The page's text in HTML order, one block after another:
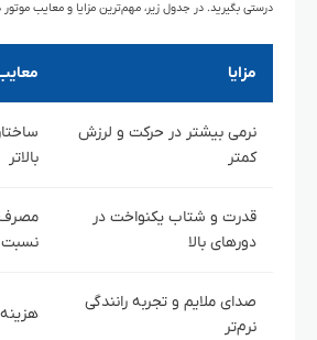
درستی بگیرید. در جدول زیر، مهم‌ترین مزایا و معایب
مزایا
نرمی بیشتر در حرکت و لرزش
کمتر
بالاتر
قدرت و شتاب یکنواخت در
دورهای بالا
نسبت
صدای ملایم و تجربه رانندگی
نرم‌تر
هزینه